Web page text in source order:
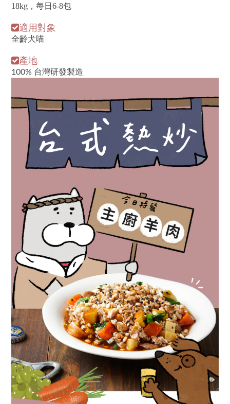
18kg，每日6-8包
適用對象
全齡犬喵
產地
100% 台灣研發製造